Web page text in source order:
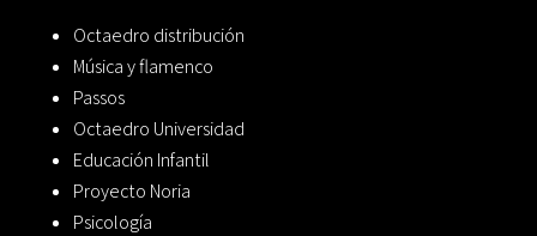
Octaedro distribución
Música y flamenco
Passos
Octaedro Universidad
Educación Infantil
Proyecto Noria
Psicología